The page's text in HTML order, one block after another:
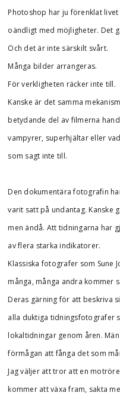
Photoshop har ju förenklat
oändligt med möjligheter. Det
Och det är inte särskilt svårt.
Många bilder arrangeras.
För verkligheten räcker inte till.
Kanske är det samma
betydande del av filmerna
vampyrer, superhjältar eller
som sagt inte till.
Den dokumentära fotografin
varit satt på undantag. Kanske
men ändå. Att tidningarna har
av flera starka indikatorer.
Klassiska fotografer som Sune
många, många andra kommer
Deras gärning för att beskriva
alla duktiga tidningsfotografer
lokaltidningar genom åren.
förmågan att fånga det som
Jag väljer att tror att en
kommer att växa fram, sakta